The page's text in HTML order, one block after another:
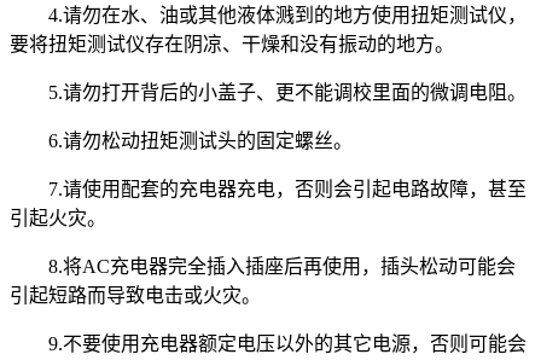
4.请勿在水、油或其他液体溅到的地方使用扭矩测试仪，
要将扭矩测试仪存在阴凉、干燥和没有振动的地方。
5.请勿打开背后的小盖子、更不能调校里面的微调电阻。
6.请勿松动扭矩测试头的固定螺丝。
7.请使用配套的充电器充电，否则会引起电路故障，甚至
引起火灾。
8.将AC充电器完全插入插座后再使用，插头松动可能会
引起短路而导致电击或火灾。
9.不要使用充电器额定电压以外的其它电源，否则可能会